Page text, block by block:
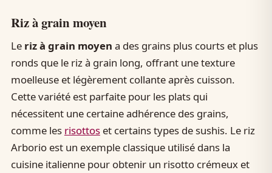
Riz à grain moyen
Le riz à grain moyen a des grains plus courts et plus
ronds que le riz à grain long, offrant une texture
moelleuse et légèrement collante après cuisson.
Cette variété est parfaite pour les plats qui
nécessitent une certaine adhérence des grains,
comme les risottoset certains types de sushis. Le riz
Arborio est un exemple classique utilisé dans la
cuisine italienne pour obtenir un risotto crémeux et